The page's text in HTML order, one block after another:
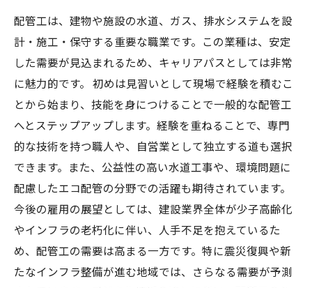
配管工は、建物や施設の水道、ガス、排水システムを設
計・施工・保守する重要な職業です。この業種は、安定
した需要が見込まれるため、キャリアパスとしては非常
に魅力的です。 初めは見習いとして現場で経験を積むこ
とから始まり、技能を身につけることで一般的な配管工
へとステップアップします。経験を重ねることで、専門
的な技術を持つ職人や、自営業として独立する道も選択
できます。また、公益性の高い水道工事や、環境問題に
配慮したエコ配管の分野での活躍も期待されています。
今後の雇用の展望としては、建設業界全体が少子高齢化
やインフラの老朽化に伴い、人手不足を抱えているた
め、配管工の需要は高まる一方です。特に震災復興や新
たなインフラ整備が進む地域では、さらなる需要が予測